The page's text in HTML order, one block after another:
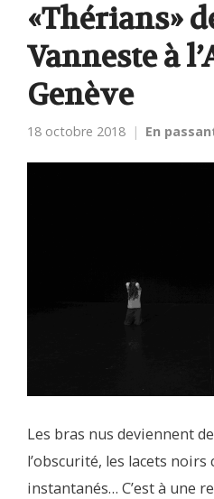
«Thérians»
Vanneste à
Genève
18 octobre 2018 En
Les bras nus deviennent
l’obscurité, les lacets
instantanés… C’est à une